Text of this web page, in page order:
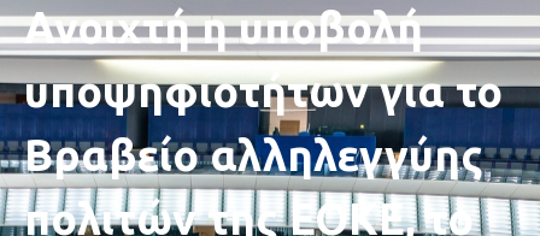
Ανοιχτή η υποβολή
υποψηφιοτήτων για το
Βραβείο αλληλεγγύης
πολιτών της ΕΟΚΕ, το